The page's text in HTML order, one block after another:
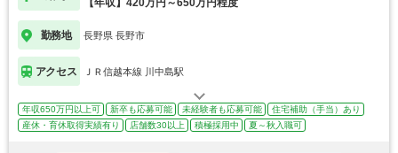
【年収】420万円～650万円程度
勤務地 長野県 長野市
アクセス ＪＲ信越本線 川中島駅
年収650万円以上可 新卒も応募可能 未経験者も応募可能
住宅補助（手当）あり
産休・育休取得実績有り
店舗数30以上 積極採用中 夏～秋入職可